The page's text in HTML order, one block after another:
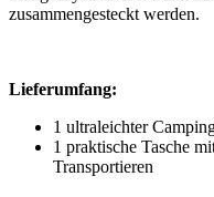
zusammengesteckt werden.
Lieferumfang:
1 ultraleichter
1 praktische Tasche
Transportieren